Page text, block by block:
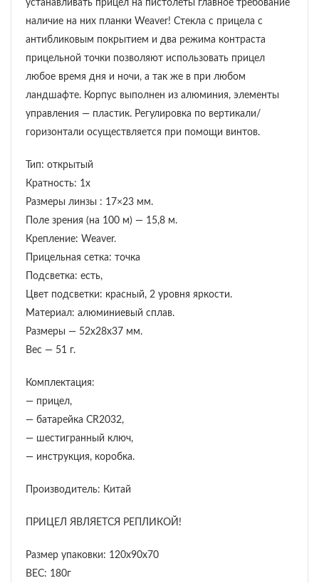
устанавливать прицел на пистолеты главное требование
наличие на них планки Weaver! Стекла с прицела с
антибликовым покрытием и два режима контраста
прицельной точки позволяют использовать прицел
любое время дня и ночи, а так же в при любом
ландшафте. Корпус выполнен из алюминия, элементы
управления — пластик. Регулировка по вертикали/
горизонтали осуществляется при помощи винтов.
Тип: открытый
Кратность: 1х
Размеры линзы : 17×23 мм.
Поле зрения (на 100 м) — 15,8 м.
Крепление: Weaver.
Прицельная сетка: точка
Подсветка: есть,
Цвет подсветки: красный, 2 уровня яркости.
Материал: алюминиевый сплав.
Размеры — 52x28x37 мм.
Вес — 51 г.
Комплектация:
— прицел,
— батарейка CR2032,
— шестигранный ключ,
— инструкция, коробка.
Производитель: Китай
ПРИЦЕЛ ЯВЛЯЕТСЯ РЕПЛИКОЙ!
Размер упаковки: 120х90х70
ВЕС: 180г